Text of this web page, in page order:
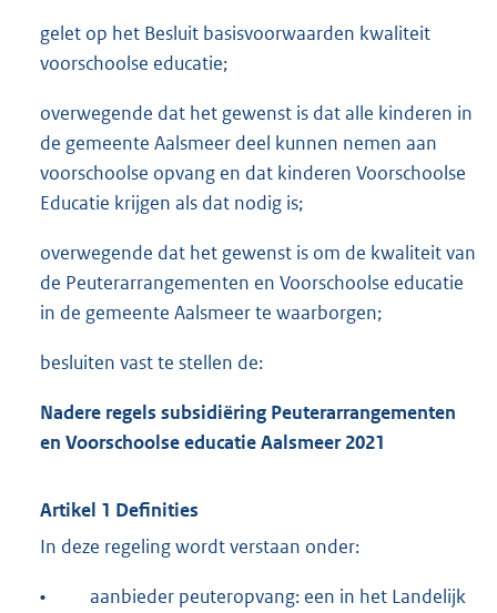
gelet op het Besluit basisvoorwaarden kwaliteit
voorschoolse educatie;
overwegende dat het gewenst is dat alle kinderen in
de gemeente Aalsmeer deel kunnen nemen aan
voorschoolse opvang en dat kinderen Voorschoolse
Educatie krijgen als dat nodig is;
overwegende dat het gewenst is om de kwaliteit van
de Peuterarrangementen en Voorschoolse educatie
in de gemeente Aalsmeer te waarborgen;
besluiten vast te stellen de:
Nadere regels subsidiëring Peuterarrangementen
en Voorschoolseeducatie Aalsmeer 2021
Artikel 1 Definities
In deze regeling wordt verstaan onder:
•
aanbieder peuteropvang: een in het Landelijk